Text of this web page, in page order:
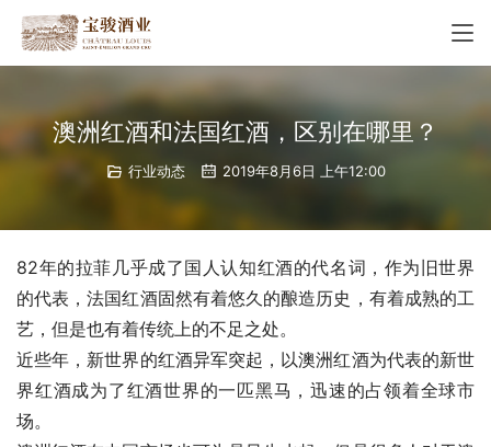
澳洲红酒和法国红酒，区别在哪里？
行业动态 2019年8月6日 上午12:00
82年的拉菲几乎成了国人认知红酒的代名词，作为旧世界
的代表，法国红酒固然有着悠久的酿造历史，有着成熟的工
艺，但是也有着传统上的不足之处。
近些年，新世界的红酒异军突起，以澳洲红酒为代表的新世
界红酒成为了红酒世界的一匹黑马，迅速的占领着全球市
场。